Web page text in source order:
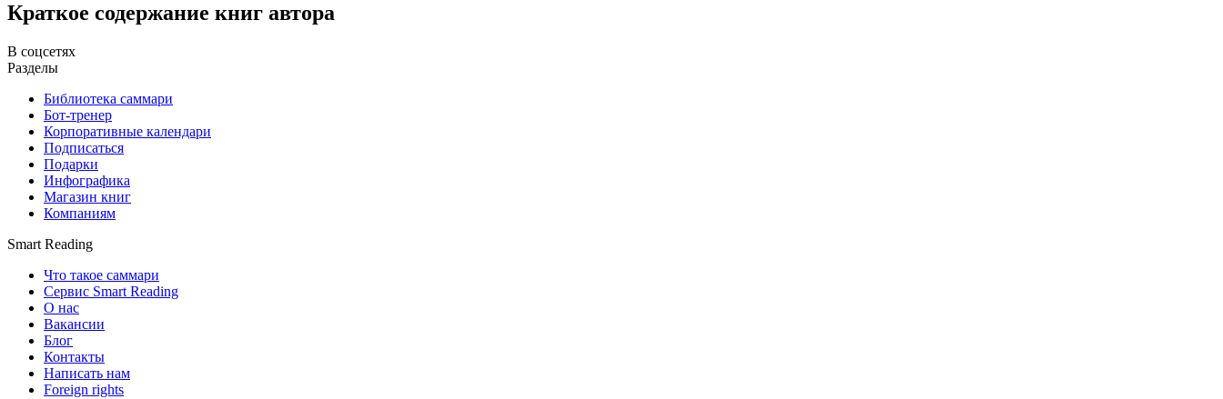
Краткое содержание книг автора
В соцсетях
Разделы
Библиотека саммари
Бот-тренер
Корпоративные календари
Подписаться
Подарки
Инфографика
Магазин книг
Компаниям
Smart Reading
Что такое саммари
Сервис Smart Reading
О нас
Вакансии
Блог
Контакты
Написать нам
Foreign rights